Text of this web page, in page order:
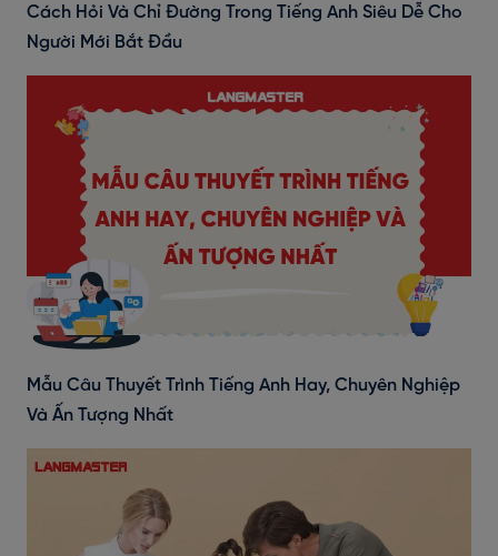
Cách Hỏi Và Chỉ Đường Trong Tiếng Anh Siêu Dễ Cho
Người Mới Bắt Đầu
Mẫu Câu Thuyết Trình Tiếng Anh Hay, Chuyên Nghiệp
Và Ấn Tượng Nhất